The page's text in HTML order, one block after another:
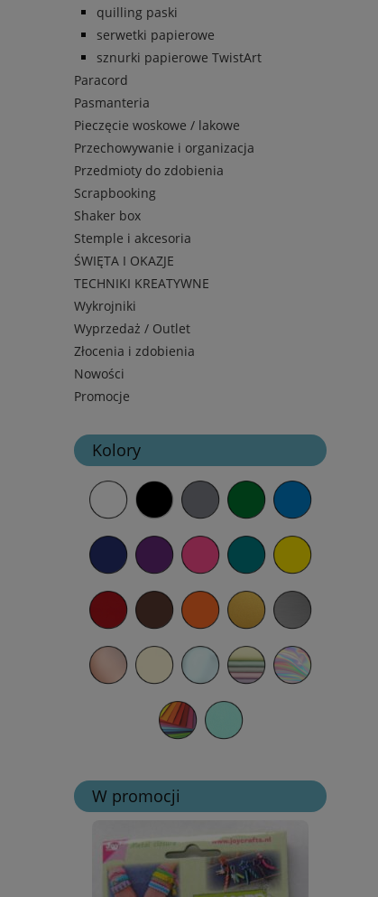
quilling paski
serwetki papierowe
sznurki papierowe TwistArt
Paracord
Pasmanteria
Pieczęcie woskowe / lakowe
Przechowywanie i organizacja
Przedmioty do zdobienia
Scrapbooking
Shaker box
Stemple i akcesoria
ŚWIĘTA I OKAZJE
TECHNIKI KREATYWNE
Wykrojniki
Wyprzedaż / Outlet
Złocenia i zdobienia
Nowości
Promocje
Kolory
W promocji